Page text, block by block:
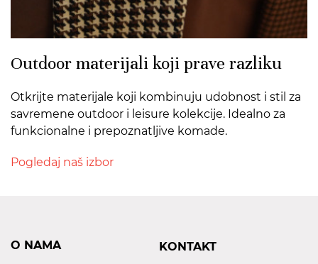
Outdoor materijali koji prave razliku
Otkrijte materijale koji kombinuju udobnost i stil za
savremene outdoor i leisure kolekcije. Idealno za
funkcionalne i prepoznatljive komade.
Pogledaj naš izbor
O NAMA KONTAKT